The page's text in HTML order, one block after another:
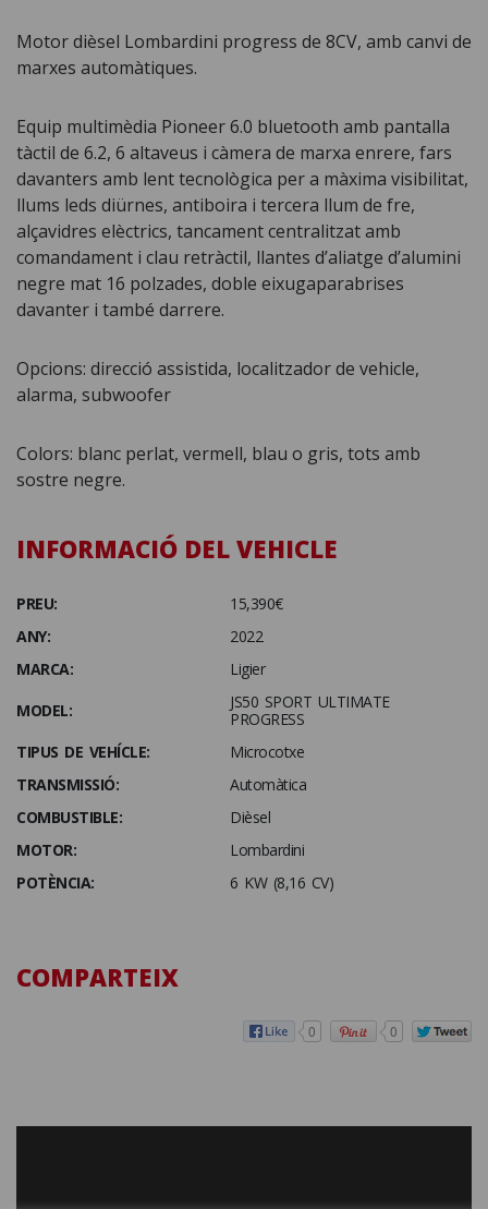
Motor dièsel Lombardini progress de 8CV, amb canvi de
marxes automàtiques.
Equip multimèdia Pioneer 6.0 bluetooth amb pantalla
tàctil de 6.2, 6 altaveus i càmera de marxa enrere, fars
davanters amb lent tecnològica per a màxima visibilitat,
llums leds diürnes, antiboira i tercera llum de fre,
alçavidres elèctrics, tancament centralitzat amb
comandament i clau retràctil, llantes d’aliatge d’alumini
negre mat 16 polzades, doble eixugaparabrises
davanter i també darrere.
Opcions: direcció assistida, localitzador de vehicle,
alarma, subwoofer
Colors: blanc perlat, vermell, blau o gris, tots amb
sostre negre.
INFORMACIÓ DEL VEHICLE
PREU:
15,390€
ANY:
2022
MARCA:
Ligier
MODEL:
JS50 SPORT ULTIMATE
PROGRESS
TIPUS DE VEHÍCLE:
Microcotxe
TRANSMISSIÓ:
Automàtica
COMBUSTIBLE:
Dièsel
MOTOR:
Lombardini
POTÈNCIA:
6 KW (8,16 CV)
COMPARTEIX
0 0